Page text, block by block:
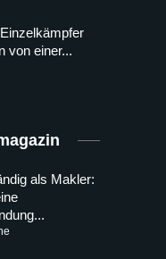
von einer...
als Makler: